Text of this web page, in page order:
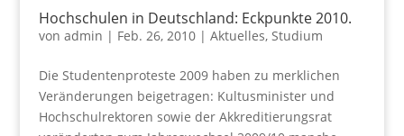
Hochschulen in Deutschland: Eckpunkte 2010.
von admin | Feb. 26, 2010| Aktuelles, Studium
Die Studentenproteste 2009 haben zu merklichen
Veränderungen beigetragen: Kultusminister und
Hochschulrektoren sowie der Akkreditierungsrat